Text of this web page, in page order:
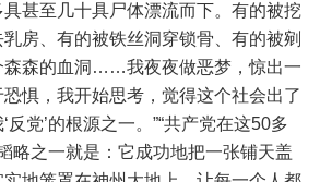
甚至几十具尸体漂流而下。有的被挖
房、有的被铁丝洞穿锁骨、有的被剜
森森的血洞……我夜夜做恶梦，惊出一
惧，我开始思考，觉得这个社会出了
反党’的根源之一。”“共产党在这50多
略之一就是：它成功地把一张铺天盖